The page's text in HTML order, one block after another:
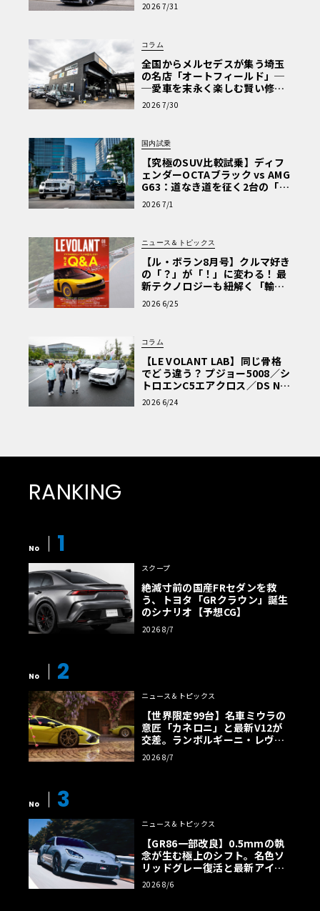
Why? Hyundai?】〈PR〉
2026 7/31
コラム
全国からメルセデスが集う埼玉
の名店「オートフィールド」─
─愛車を末永く楽しむ賢い修理
術と、プロがフックス製オイル
を選ぶ理由〈PR〉
2026 7/30
国内試乗
【究極のSUV比較試乗】ディフ
ェンダーOCTAブラック vs AMG
G63：道なき道を征く2台の「対
極的アプローチ」
2026 7/1
ニュース＆トピックス
【ル・ボラン8月号】クルマ好き
の「？」が「！」に変わる！ 最
新テクノロジーも紐解く「輸入
車Q&A」
2026 6/25
コラム
【LE VOLANT LAB】同じ骨格
でどう違う？ プジョー5008／シ
トロエンC5エアクロス／DS Nº4
読者一気乗りレポート
2026 6/24
RANKING
No 1
スクープ
絶滅寸前の国産FRセダンを救
う、トヨタ「GRクラウン」誕生
のシナリオ【予想CG】
2026 8/7
No 2
ニュース＆トピックス
【世界限定99台】名車ミウラの
意匠「カネロニ」と最新V12が
交差。ランボルギーニ・レヴエ
ルトに60周年記念車が登場
2026 8/7
No 3
ニュース＆トピックス
【GR86一部改良】0.5mmの執
念が生む極上のシフト。名色ソ
リッドグレー復活と最新アイサ
イトでFRの極みへ
2026 8/6